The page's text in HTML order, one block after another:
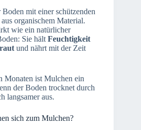
mit einer schützenden
organischem Material.
wie ein natürlicher
Sie hält Feuchtigkeit
und nährt mit der Zeit
Monaten ist Mulchen ein
der Boden trocknet durch
langsamer aus.
sich zum Mulchen?